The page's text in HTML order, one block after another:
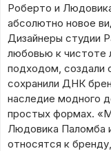
Роберто и
абсолютно новое
Дизайнеры студии
любовью к чистоте
подходом, создали
сохранили ДНК
наследие модного
простых формах.
Людовика Паломба
относятся к